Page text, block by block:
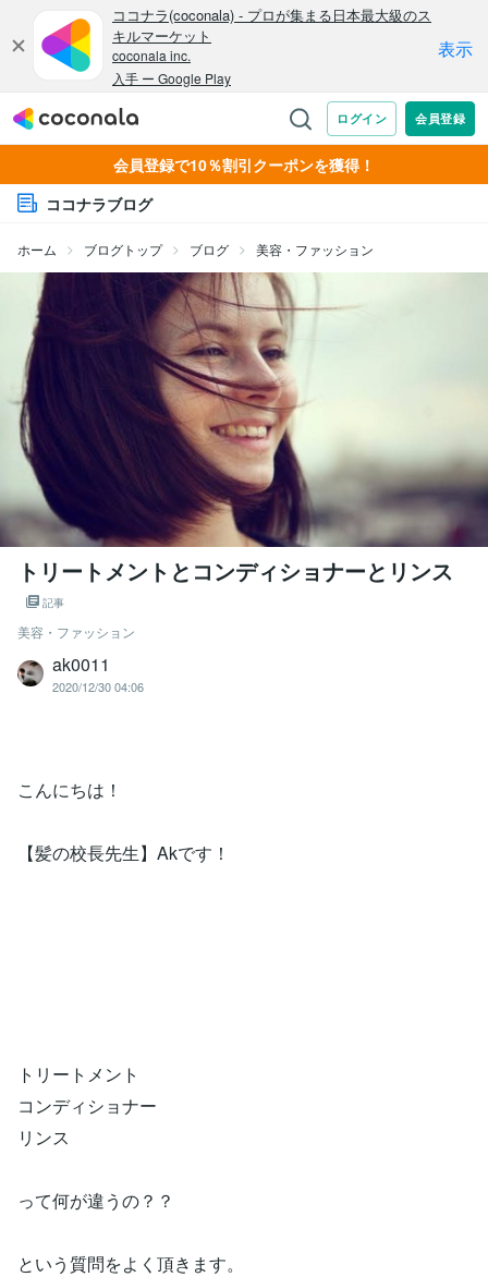
会員登録で10％割引クーポンを獲得！
ココナラブログ
ホーム ブログトップ ブログ 美容・ファッション
トリートメントとコンディショナーとリンス
記事
美容・ファッション
ak0011
2020/12/30 04:06
こんにちは！
【髪の校長先生】Akです！
トリートメント
コンディショナー
リンス
って何が違うの？？
という質問をよく頂きます。